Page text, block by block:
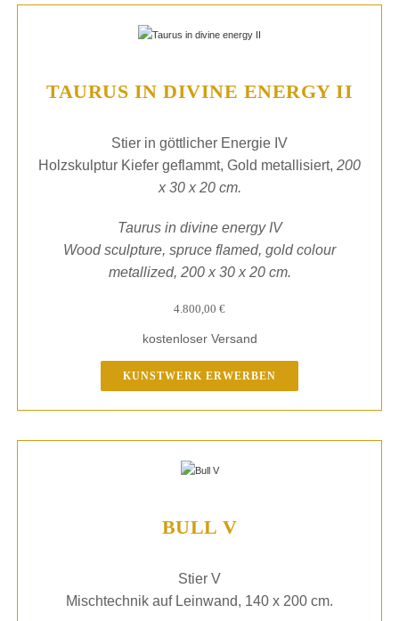
TAURUS IN DIVINE ENERGY II
Stier in göttlicher Energie IV
Holzskulptur Kiefer geflammt, Gold metallisiert, 200
x 30 x 20 cm.
Taurus in divine energy IV
Wood sculpture, spruce flamed, gold colour
metallized, 200 x 30 x 20 cm.
4.800,00 €
kostenloser Versand
KUNSTWERK ERWERBEN
BULL V
Stier V
Mischtechnik auf Leinwand, 140 x 200 cm.